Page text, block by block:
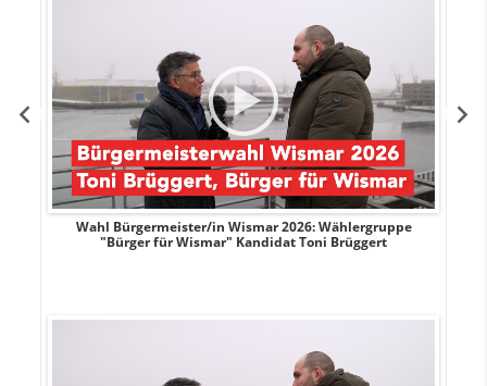
Wahl Bürgermeister/in Wismar 2026: Wählergruppe
"Bürger für Wismar" Kandidat Toni Brüggert